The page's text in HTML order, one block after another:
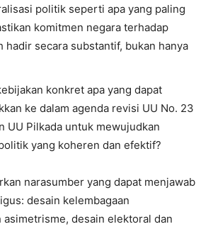
politik seperti apa yang paling
komitmen negara terhadap
hadir secara substantif, bukan hanya
konkret apa yang dapat
ke dalam agenda revisi UU No. 23
UU Pilkada untuk mewujudkan
yang koheren dan efektif?
narasumber yang dapat menjawab
desain kelembagaan
desain elektoral dan